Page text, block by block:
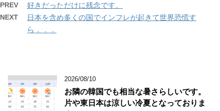
PREV 好きだっただけに残念です。
NEXT
日本を含め多くの国でインフレが起きて世界恐慌す
ら．．．
2026/08/10
お隣の韓国でも相当な暑さらしいです。
片や東日本は涼しい冷夏となっておりま